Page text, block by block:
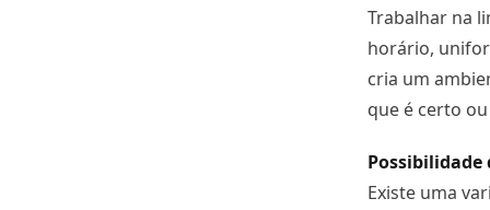
Trabalhar na
horário,
cria um
que é certo
Existe uma